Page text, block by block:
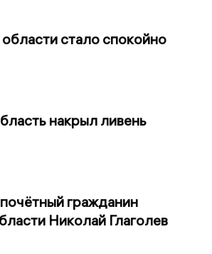
стало спокойно
накрыл ливень
гражданин
Николай Глаголев